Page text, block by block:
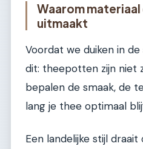
Waarom
uitmaakt
Voordat we duiken in
dit: theepotten zijn niet
bepalen de smaak, de
lang je thee optimaal
Een landelijke stijl